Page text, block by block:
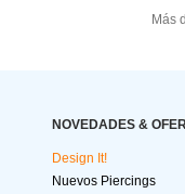
Más
NOVEDADES &
Design It!
Nuevos Piercings